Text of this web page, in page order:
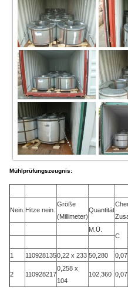
Mühlprüfungszeugnis:
Nein. Hitze nein.
Größe
(Millimeter)
Quantität
M.Ü.
C
1
1109281350,22 x 233 50,280 0,07
2 110928217
0,258 x
104
102,360 0,07